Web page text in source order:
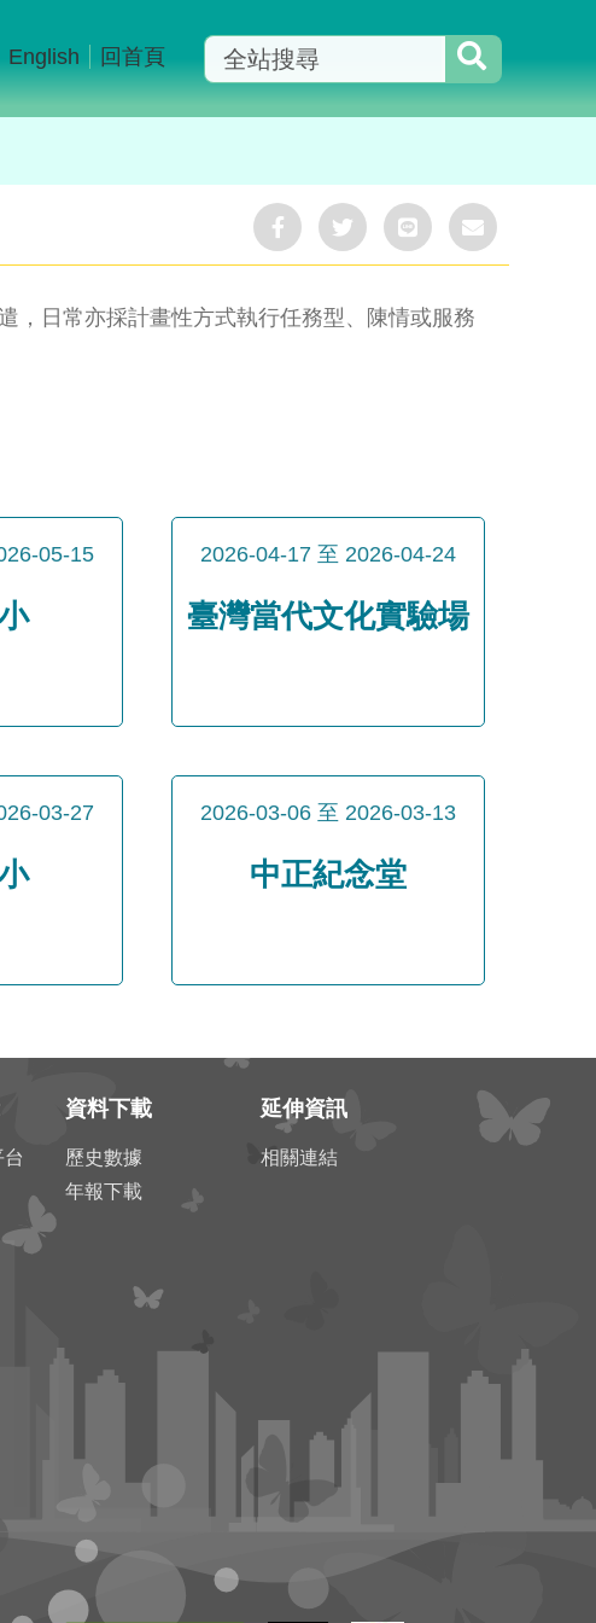
English 回首頁
分
Facebook
分
Twitter
分
LINE
分
，日常亦採計畫性方式執行任務型、陳情或服務
05-15 2026-04-17 至 2026-04-24
臺灣當代文化實驗場
03-27 2026-03-06 至 2026-03-13
中正紀念堂
資料下載
歷史數據
年報下載
延伸資訊
相關連結